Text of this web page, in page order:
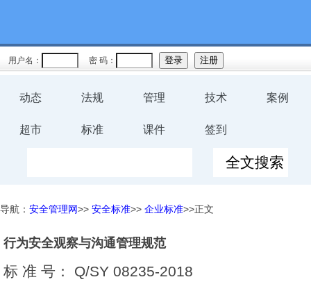
用户名： 密 码：
动态 法规 管理 技术 案例
超市 标准 课件 签到
导航： 安全管理网>> 安全标准>> 企业标准>>正文
行为安全观察与沟通管理规范
标 准 号： Q/SY 08235-2018